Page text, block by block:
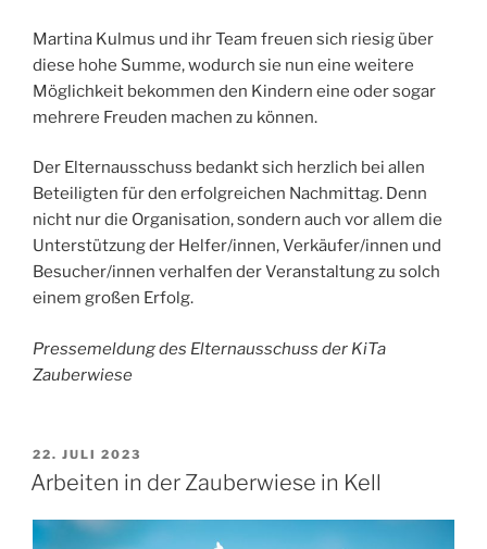
Martina Kulmus und ihr Team freuen sich riesig über
diese hohe Summe, wodurch sie nun eine weitere
Möglichkeit bekommen den Kindern eine oder sogar
mehrere Freuden machen zu können.
Der Elternausschuss bedankt sich herzlich bei allen
Beteiligten für den erfolgreichen Nachmittag. Denn
nicht nur die Organisation, sondern auch vor allem die
Unterstützung der Helfer/innen, Verkäufer/innen und
Besucher/innen verhalfen der Veranstaltung zu solch
einem großen Erfolg.
Pressemeldung des Elternausschuss der KiTa
Zauberwiese
VERÖFFENTLICHT
AM
22. JULI 2023
Arbeiten in der Zauberwiese in Kell